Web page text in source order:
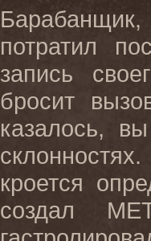
потратил
запись
бросит
казалось,
кроется
создал